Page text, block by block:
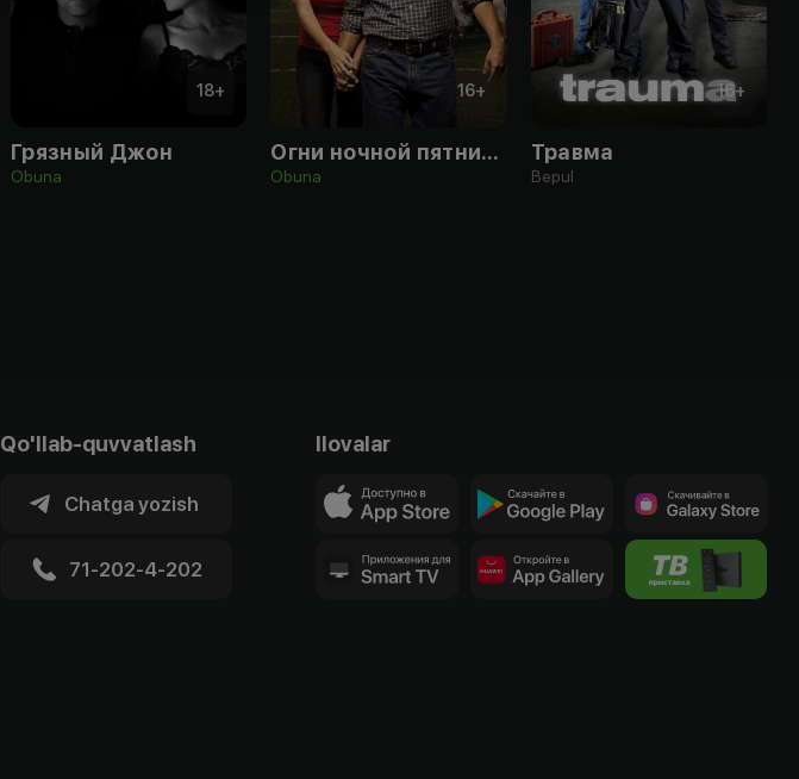
18+
Грязный Джон
Obuna
16+
Огни ночной пятницы
Obuna
16+
Травма
Bepul
Qo'llab-quvvatlash
Chatga yozish
71-202-4-202
Ilovalar